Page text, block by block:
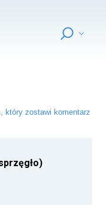
który zostawi komentarz